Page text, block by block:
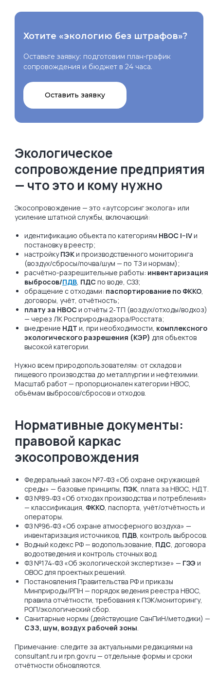
Хотите «экологию без штрафов»?
Оставьте заявку: подготовим план-график
сопровождения и бюджет в 24 часа.
Оставить заявку
Экологическое
сопровождение предприятия
— что это и кому нужно
Экосопровождение — это «аутсорсинг эколога» или
усиление штатной службы, включающий:
идентификацию объекта по категориям НВОС I–IVи
постановку в реестр;
настройкуПЭКи производственного мониторинга
(воздух/сбросы/почва/шум — по ТЗ и нормам);
расчётно-разрешительные работы: инвентаризация
выбросов/ПДВ, ПДС по воде, СЗЗ;
обращение с отходами: паспортирование по ФККО,
договоры, учёт, отчётность;
плату за НВОС и отчёты 2‑ТП (воздух/отходы/водхоз)
— через ЛК Росприроднадзора/Росстата;
внедрение НДТ и, при необходимости, комплексного
экологического разрешения (КЭР) для объектов
высокой категории.
Нужно всем природопользователям: от складов и
пищевого производства до металлургии и нефтехимии.
Масштаб работ — пропорционален категории НВОС,
объёмам выбросов/сбросов и отходов.
Нормативные документы:
правовой каркас
экосопровождения
Федеральный закон №7‑ФЗ «Об охране окружающей
среды» — базовые принципы, ПЭК, плата за НВОС, НДТ.
ФЗ №89‑ФЗ «Об отходах производства и потребления»
— классификация, ФККО, паспорта, учёт/отчётность и
операторы.
ФЗ №96‑ФЗ «Об охране атмосферного воздуха» —
инвентаризация источников, ПДВ, контроль выбросов.
Водный кодекс РФ — водопользование, ПДС, договора
водоотведения и контроль сточных вод.
ФЗ №174‑ФЗ «Об экологической экспертизе» — ГЭЭ и
ОВОС для проектных решений.
Постановления Правительства РФ и приказы
Минприроды/РПН — порядок ведения реестра НВОС,
правила отчётности, требования к ПЭК/мониторингу,
РОП/экологический сбор.
Санитарные нормы (действующие СанПиН/методики) —
СЗЗ, шум, воздух рабочей зоны.
Примечание: следите за актуальными редакциями на
consultant.ru и rpn.gov.ru — отдельные формы и сроки
отчётности обновляются.